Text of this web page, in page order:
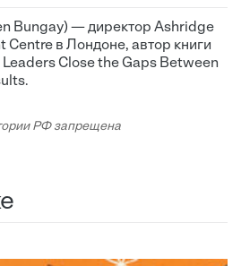
Bungay) — директор Ashridge
в Лондоне, автор книги
Leaders Close the Gaps Between
РФ запрещена